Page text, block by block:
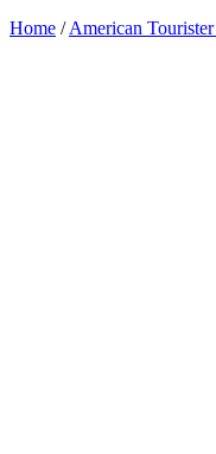
Home / American Tourister